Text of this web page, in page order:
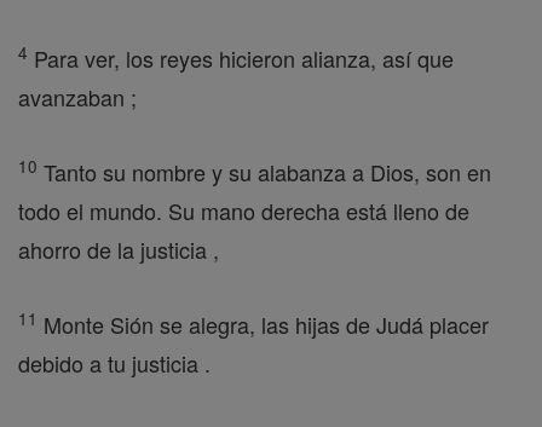
4 Para ver, los reyes hicieron alianza, así que
avanzaban ;
10 Tanto su nombre y su alabanza a Dios, son en
todo el mundo. Su mano derecha está lleno de
ahorro de la justicia ,
11 Monte Sión se alegra, las hijas de Judá placer
debido a tu justicia .